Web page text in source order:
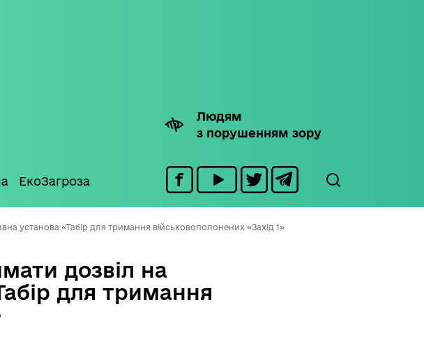
Людям
з порушенням зору
ЕкоЗагроза
установа «Табір для тримання військовополонених «Захід 1»
дозвіл на
для тримання